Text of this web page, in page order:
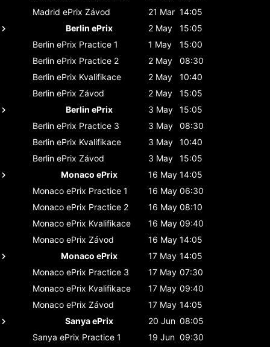
Madrid ePrix Závod 21 Mar 14:05
Berlin ePrix
2 May
15:05
Berlin ePrix Practice 1 1 May
15:00
Berlin ePrix Practice 2 2 May
08:30
Berlin ePrix Kvalifikace 2 May
10:40
Berlin ePrix Závod 2 May
15:05
Berlin ePrix
3 May
15:05
Berlin ePrix Practice 3 3 May
08:30
Berlin ePrix Kvalifikace 3 May
10:40
Berlin ePrix Závod 3 May
15:05
Monaco ePrix
16 May 14:05
Monaco ePrix Practice 1 16 May 06:30
Monaco ePrix Practice 2 16 May 08:10
Monaco ePrix Kvalifikace 16 May 09:40
Monaco ePrix Závod 16 May 14:05
Monaco ePrix
17 May 14:05
Monaco ePrix Practice 3 17 May 07:30
Monaco ePrix Kvalifikace 17 May 09:40
Monaco ePrix Závod 17 May 14:05
Sanya ePrix
20 Jun 08:05
Sanya ePrix Practice 1 19 Jun 09:30